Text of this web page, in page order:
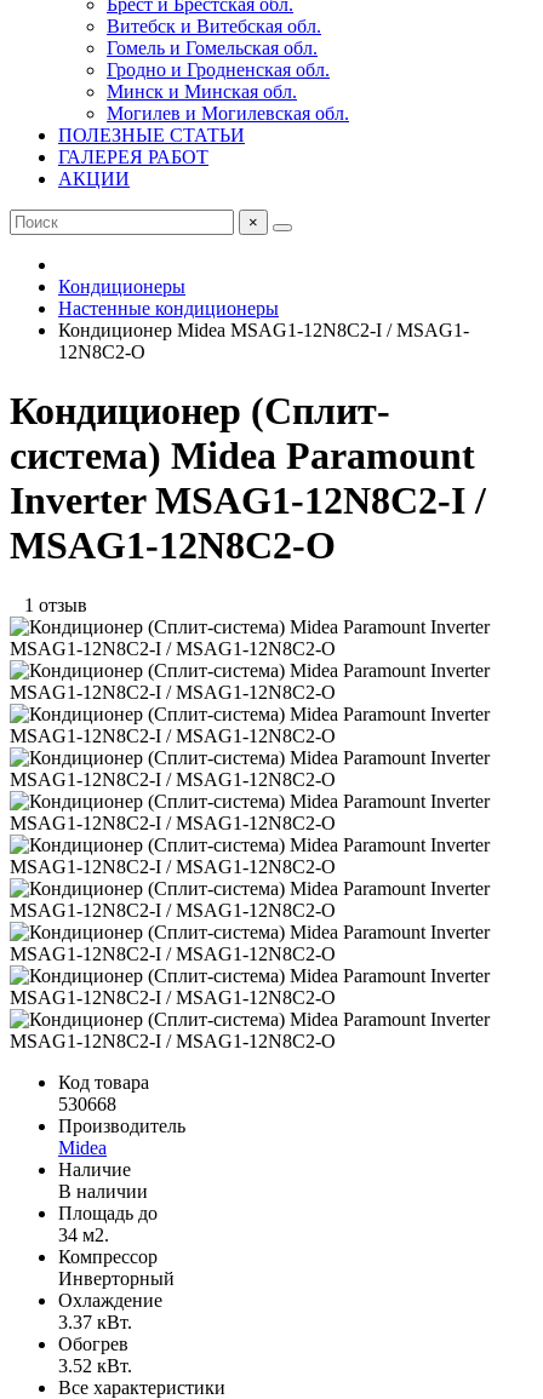
Брест и Брестская обл.
Витебск и Витебская обл.
Гомель и Гомельская обл.
Гродно и Гродненская обл.
Минск и Минская обл.
Могилев и Могилевская обл.
ПОЛЕЗНЫЕ СТАТЬИ
ГАЛЕРЕЯ РАБОТ
АКЦИИ
×
Кондиционеры
Настенные кондиционеры
Кондиционер Midea MSAG1-12N8C2-I / MSAG1-
12N8C2-O
Кондиционер (Сплит-
система) Midea Paramount
Inverter MSAG1-12N8C2-I /
MSAG1-12N8C2-O
1 отзыв
Код товара
530668
Производитель
Midea
Наличие
В наличии
Площадь до
34 м2.
Компрессор
Инверторный
Охлаждение
3.37 кВт.
Обогрев
3.52 кВт.
Все характеристики